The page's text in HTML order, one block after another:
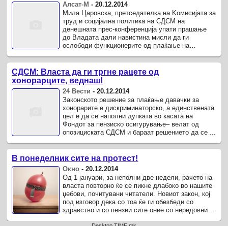
Алсат-М -20.12.2014
Мила Царовска, претседателка на Kомисијата за
труд и социјална политика на СДСМ на
денешната прес-конференција упати прашање
до Владата дали навистина мисли да ги
ослободи функционерите од плаќање на
...
СДСМ: Власта да ги тргне рацете од
хонорарците, веднаш!
24 Вести -20.12.2014
Законското решение за плаќање давачки за
хонорарите е дискриминаторско, а единствената
цел е да се наполни дупката во касата на
Фондот за пензиско осигурување– велат од
опозициската СДСМ и бараат решението да се ...
В понеделник сите на протест!
Окно -20.12.2014
Од 1 јануари, за неполни две недели, рачето на
власта повторно ќе се пикне длабоко во нашите
џебови, почитувани читатели. Новиот закон, кој
под изговор дека со тоа ќе ги обезбеди со
здравство и со пензии сите оние со нередовни